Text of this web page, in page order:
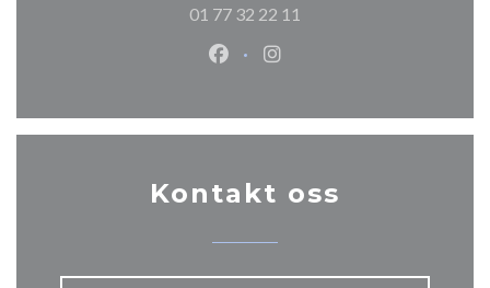
01 77 32 22 11
Facebook ((åpner i et nytt
Instagram ((åpner i et
Kontakt oss